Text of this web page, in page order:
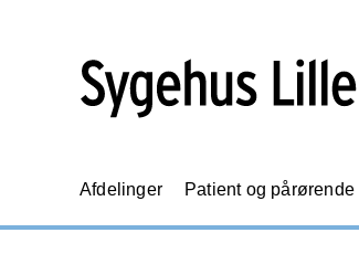
Afdelinger Patient og pårørende